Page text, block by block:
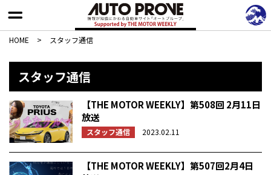
HOME > スタッフ通信
スタッフ通信
【THE MOTOR WEEKLY】第508回 2月11日
放送
スタッフ通信 2023.02.11
【THE MOTOR WEEKLY】第507回2月4日